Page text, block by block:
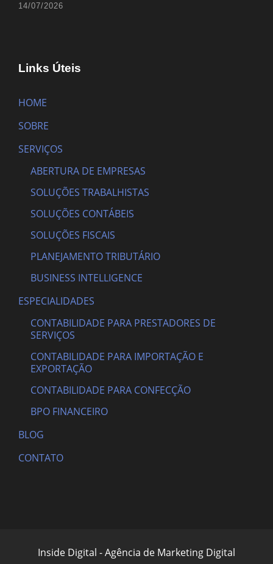
14/07/2026
Links Úteis
HOME
SOBRE
SERVIÇOS
ABERTURA DE EMPRESAS
SOLUÇÕES TRABALHISTAS
SOLUÇÕES CONTÁBEIS
SOLUÇÕES FISCAIS
PLANEJAMENTO TRIBUTÁRIO
BUSINESS INTELLIGENCE
ESPECIALIDADES
CONTABILIDADE PARA PRESTADORES DE
SERVIÇOS
CONTABILIDADE PARA IMPORTAÇÃO E
EXPORTAÇÃO
CONTABILIDADE PARA CONFECÇÃO
BPO FINANCEIRO
BLOG
CONTATO
Inside Digital - Agência de Marketing Digital